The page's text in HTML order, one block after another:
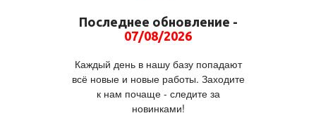
Последнее обновление -
07/08/2026
Каждый день в нашу базу попадают
всё новые и новые работы. Заходите
к нам почаще - следите за
новинками!